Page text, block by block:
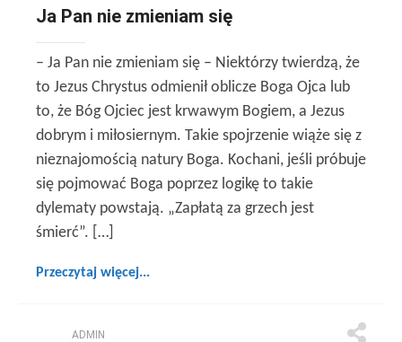
Ja Pan nie zmieniam się
– Ja Pan nie zmieniam się – Niektórzy twierdzą, że
to Jezus Chrystus odmienił oblicze Boga Ojca lub
to, że Bóg Ojciec jest krwawym Bogiem, a Jezus
dobrym i miłosiernym. Takie spojrzenie wiąże się z
nieznajomością natury Boga. Kochani, jeśli próbuje
się pojmować Boga poprzez logikę to takie
dylematy powstają. „Zapłatą za grzech jest
śmierć”. […]
Przeczytaj więcej...
ADMIN